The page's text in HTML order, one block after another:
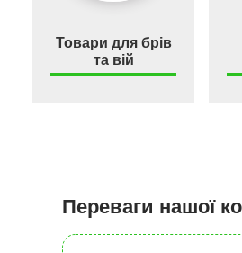
Товари для брів
та вій
Переваги нашої